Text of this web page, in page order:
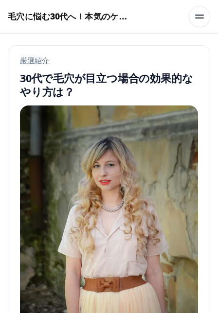
毛穴に悩む30代へ！本気のケア術特集
厳選紹介
30代で毛穴が目立つ場合の効果的な
やり方は？